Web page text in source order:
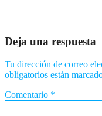
Deja una respuesta
Tu dirección de correo
obligatorios están
Comentario *